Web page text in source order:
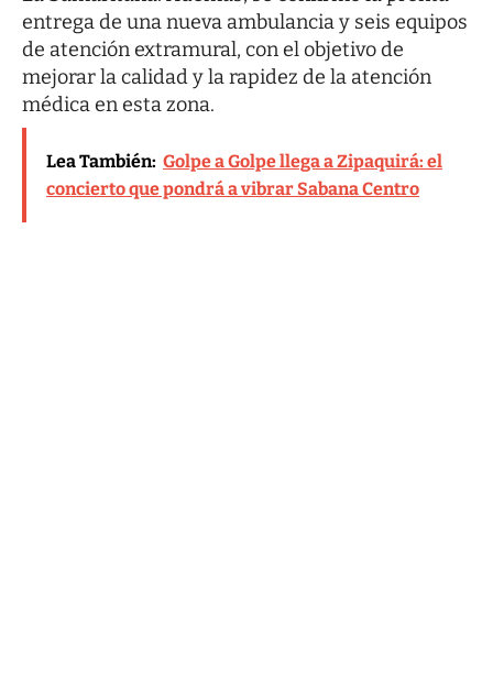
entrega de una nueva ambulancia y seis equipos
de atención extramural, con el objetivo de
mejorar la calidad y la rapidez de la atención
médica en esta zona.
Lea También: Golpe a Golpe llega a Zipaquirá: el
concierto que pondrá a vibrar Sabana Centro